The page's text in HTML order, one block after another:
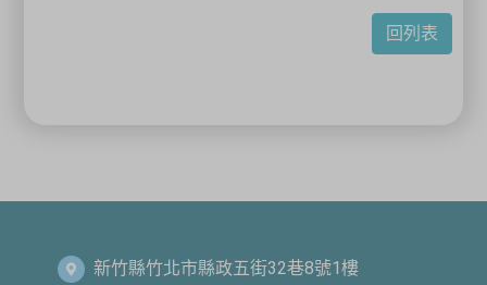
回列表
新竹縣竹北市縣政五街32巷8號1樓